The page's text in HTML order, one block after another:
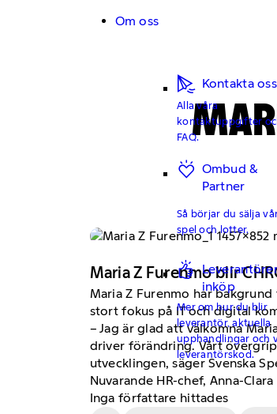
Om oss
Kontakta oss
Alla våra
kontaktuppgifter
FAQ.
Ombud &
Partner
Så börjar du sälja
spel och lotter.
inköp
Mer om hur du blir
leverantör, aktuella
upphandlingar och
leverantörskod.
Maria Z Furenmo blir
Maria Z Furenmo har
stort fokus på IT och digital
– Jag är glad att välkomna
driver förändring. Vårt
utvecklingen, säger Svenska
Nuvarande HR-chef, Anna-
Inga författare hittades